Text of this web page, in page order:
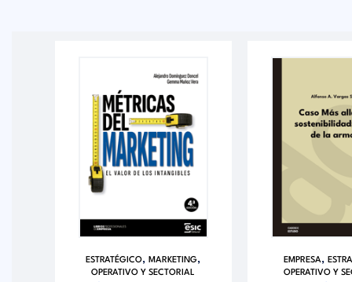
ESTRATÉGICO,MARKETING,
OPERATIVO Y SECTORIAL
EMPRESA,
OPERATIVO Y